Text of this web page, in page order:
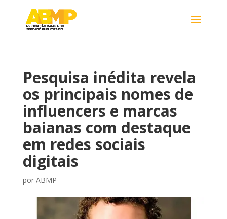
Pesquisa inédita revela
os principais nomes de
influencers e marcas
baianas com destaque
em redes sociais
digitais
por ABMP